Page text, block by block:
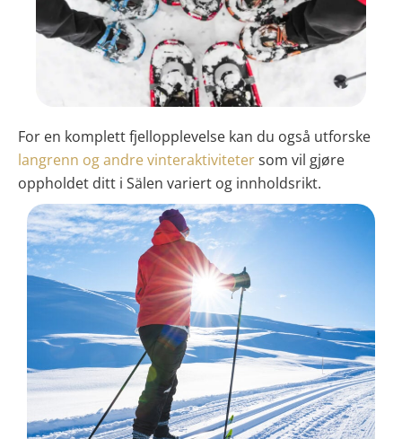
For en komplett fjellopplevelse kan du også utforske
langrenn og andre vinteraktivitetersom vil gjøre
oppholdet ditt i Sälen variert og innholdsrikt.